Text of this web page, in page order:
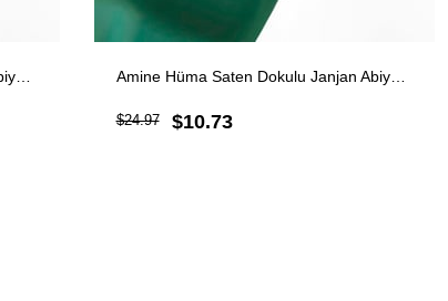
Amine Hüma Saten Dokulu Janjan Abiye Şal Koyu Kahve Amine Hüma Saten Dokulu Janjan Abiye Şal Zümrüt
$10.73
$24.97